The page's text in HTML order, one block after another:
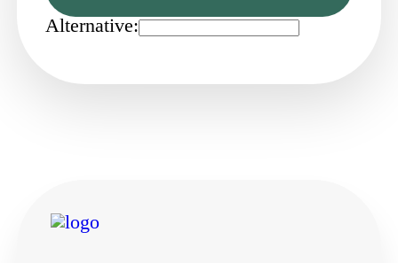
Alternative: